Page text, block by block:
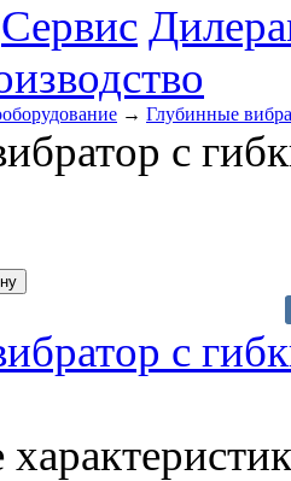
Сервис
→ Глубинные
с
с